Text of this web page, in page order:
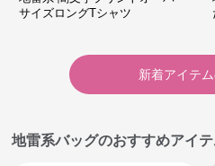
サイズロングTシャツ
新着アイテ
地雷系バッグのおすすめアイテ